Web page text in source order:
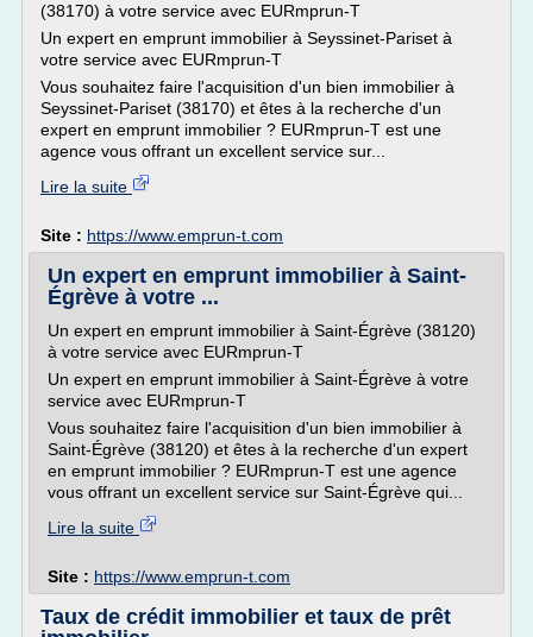
(38170) à votre service avec EURmprun-T
Un expert en emprunt immobilier à Seyssinet-Pariset à
votre service avec EURmprun-T
Vous souhaitez faire l'acquisition d'un bien immobilier à
Seyssinet-Pariset (38170) et êtes à la recherche d'un
expert en emprunt immobilier ? EURmprun-T est une
agence vous offrant un excellent service sur...
Lire la suite
Site : https://www.emprun-t.com
Un expert en emprunt immobilier à Saint-
Égrève à votre ...
Un expert en emprunt immobilier à Saint-Égrève (38120)
à votre service avec EURmprun-T
Un expert en emprunt immobilier à Saint-Égrève à votre
service avec EURmprun-T
Vous souhaitez faire l'acquisition d'un bien immobilier à
Saint-Égrève (38120) et êtes à la recherche d'un expert
en emprunt immobilier ? EURmprun-T est une agence
vous offrant un excellent service sur Saint-Égrève qui...
Lire la suite
Site : https://www.emprun-t.com
Taux de crédit immobilier et taux de prêt